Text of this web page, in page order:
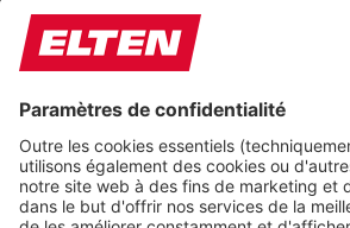
ARRÊTER LES ANIMATIONS